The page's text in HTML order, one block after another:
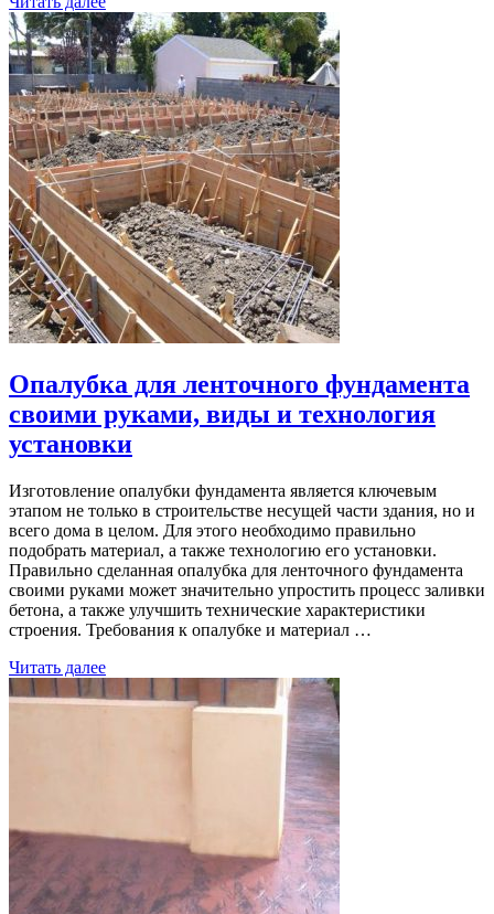
Опалубка для ленточного фундамента
своими руками, виды и технология
установки
Изготовление опалубки фундамента является ключевым
этапом не только в строительстве несущей части здания, но и
всего дома в целом. Для этого необходимо правильно
подобрать материал, а также технологию его установки.
Правильно сделанная опалубка для ленточного фундамента
своими руками может значительно упростить процесс заливки
бетона, а также улучшить технические характеристики
строения. Требования к опалубке и материал …
Читать далее